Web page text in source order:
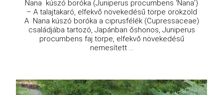
Nana kúszó boróka (Juniperus procumbens 'Nana')
– A talajtakaró, elfekvő növekedésű törpe örökzöld
A Nana kúszó boróka a ciprusfélék (Cupressaceae)
családjába tartozó, Japánban őshonos, Juniperus
procumbens faj törpe, elfekvő növekedésű
nemesített ...